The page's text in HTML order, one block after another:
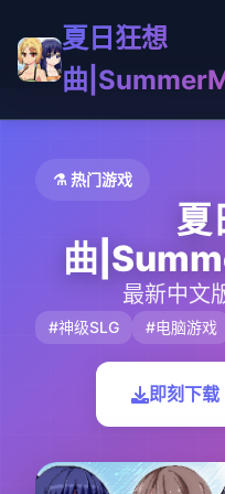
夏日狂想
曲
⚗️ 热门游戏
夏
曲
最新中文
#神级SLG #电脑游戏
即刻下载